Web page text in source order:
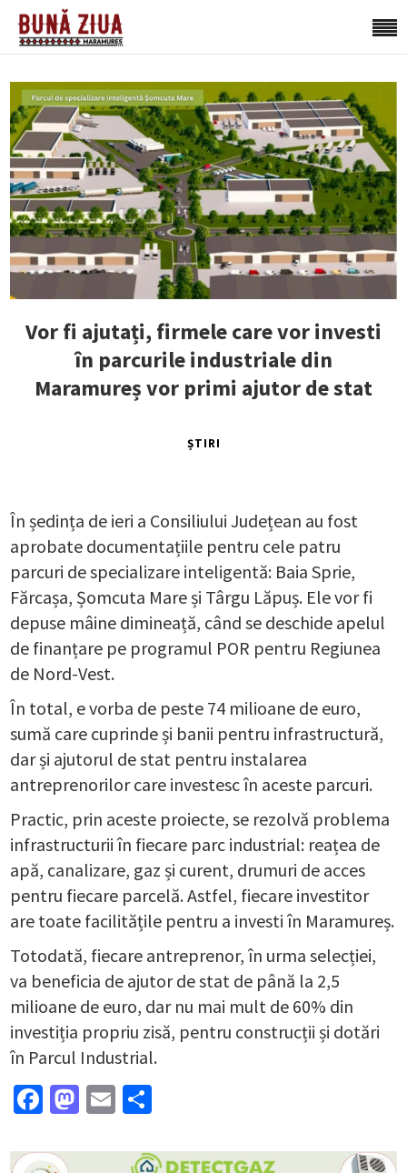
Vor fi ajutați, firmele care vor investi
în parcurile industriale din
Maramureș vor primi ajutor de stat
ȘTIRI
În ședința de ieri a Consiliului Județean au fost
aprobate documentațiile pentru cele patru
parcuri de specializare inteligentă: Baia Sprie,
Fărcașa, Șomcuta Mare și Târgu Lăpuș. Ele vor fi
depuse mâine dimineață, când se deschide apelul
de finanțare pe programul POR pentru Regiunea
de Nord-Vest.
În total, e vorba de peste 74 milioane de euro,
sumă care cuprinde și banii pentru infrastructură,
dar și ajutorul de stat pentru instalarea
antreprenorilor care investesc în aceste parcuri.
Practic, prin aceste proiecte, se rezolvă problema
infrastructurii în fiecare parc industrial: reațea de
apă, canalizare, gaz și curent, drumuri de acces
pentru fiecare parcelă. Astfel, fiecare investitor
are toate facilitățile pentru a investi în Maramureș.
Totodată, fiecare antreprenor, în urma selecției,
va beneficia de ajutor de stat de până la 2,5
milioane de euro, dar nu mai mult de 60% din
investiția propriu zisă, pentru construcții și dotări
în Parcul Industrial.
Facebook
Mastodon
Email